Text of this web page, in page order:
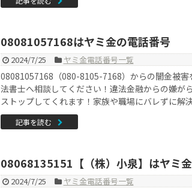
08081057168はヤミ金の電話番号
2024/7/25 ヤミ金電話番号一覧
08081057168（080-8105-7168）からの闇金被害
法書士へ相談してください！違法金融からの嫌が
ストップしてくれます！家族や職場にバレずに解
記事を読む
08068135151【（株）小泉】はヤミ
2024/7/25 ヤミ金電話番号一覧